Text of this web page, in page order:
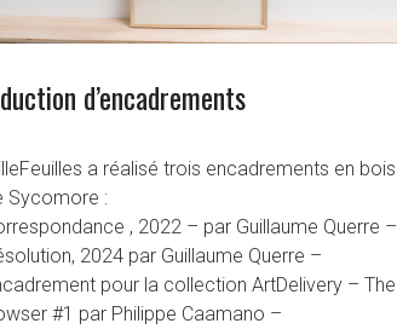
d’encadrements
a réalisé trois encadrements en bois
Sycomore :
, 2022 – par Guillaume Querre –
2024 par Guillaume Querre –
pour la collection ArtDelivery – The
#1 par Philippe Caamano –